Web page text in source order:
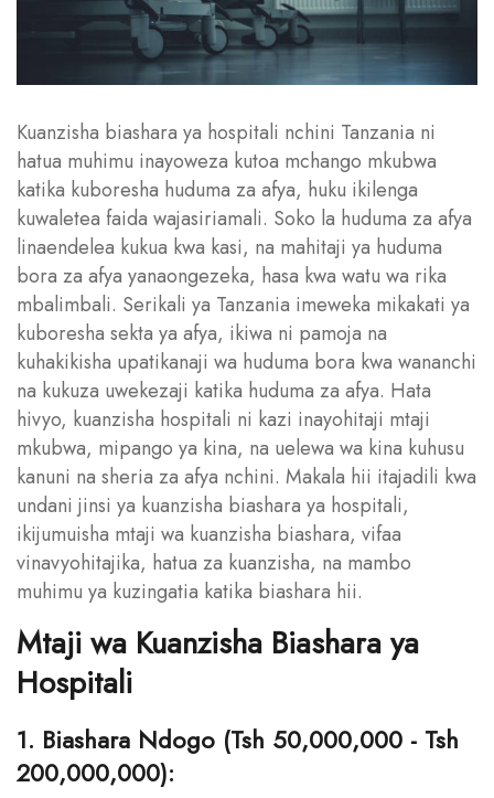
Kuanzisha biashara ya hospitali nchini Tanzania ni
hatua muhimu inayoweza kutoa mchango mkubwa
katika kuboresha huduma za afya, huku ikilenga
kuwaletea faida wajasiriamali. Soko la huduma za afya
linaendelea kukua kwa kasi, na mahitaji ya huduma
bora za afya yanaongezeka, hasa kwa watu wa rika
mbalimbali. Serikali ya Tanzania imeweka mikakati ya
kuboresha sekta ya afya, ikiwa ni pamoja na
kuhakikisha upatikanaji wa huduma bora kwa wananchi
na kukuza uwekezaji katika huduma za afya. Hata
hivyo, kuanzisha hospitali ni kazi inayohitaji mtaji
mkubwa, mipango ya kina, na uelewa wa kina kuhusu
kanuni na sheria za afya nchini. Makala hii itajadili kwa
undani jinsi ya kuanzisha biashara ya hospitali,
ikijumuisha mtaji wa kuanzisha biashara, vifaa
vinavyohitajika, hatua za kuanzisha, na mambo
muhimu ya kuzingatia katika biashara hii.
Mtaji wa Kuanzisha Biashara ya
Hospitali
1. Biashara Ndogo (Tsh 50,000,000 - Tsh
200,000,000):